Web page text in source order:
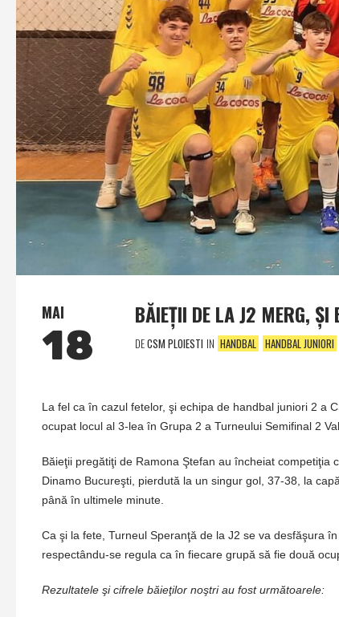
MAI
18
BĂIEŢII DE LA J2 MERG, ŞI
DECSM PLOIESTI IN HANDBAL HANDBAL JUNIORI
La fel ca în cazul fetelor, şi echipa de handbal juniori 2 a
ocupat locul al 3-lea în Grupa 2 a Turneului Semifinal 2
Băieţii pregătiţi de Ramona Ştefan au încheiat
Dinamo Bucureşti, pierdută la un singur gol, 37-38, la
până în ultimele minute.
Ca şi la fete, Turneul Speranţă de la J2 se va desfăşura
respectându-se regula ca în fiecare grupă să fie două
Rezultatele şi cifrele băieţilor noştri au fost următoarele: